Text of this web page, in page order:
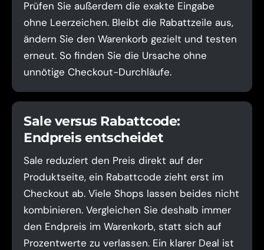
Prüfen Sie außerdem die exakte Eingabe
ohne Leerzeichen. Bleibt die Rabattzeile aus,
ändern Sie den Warenkorb gezielt und testen
erneut. So finden Sie die Ursache ohne
unnötige Checkout-Durchläufe.
Sale versus Rabattcode:
Endpreis entscheidet
Sale reduziert den Preis direkt auf der
Produktseite, ein Rabattcode zieht erst im
Checkout ab. Viele Shops lassen beides nicht
kombinieren. Vergleichen Sie deshalb immer
den Endpreis im Warenkorb, statt sich auf
Prozentwerte zu verlassen. Ein klarer Deal ist